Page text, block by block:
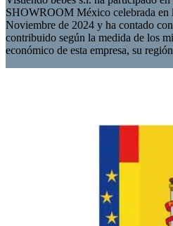
SHOWROOM México celebrada en
Noviembre de 2024 y ha contado
contribuido según la medida de los
económico de esta empresa, su